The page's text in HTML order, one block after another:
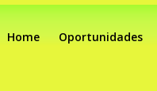
Home Oportunidades